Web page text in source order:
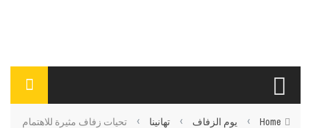
Home
› يوم الزفاف › تهانينا › تحيات زفاف مثيرة للاهتمام